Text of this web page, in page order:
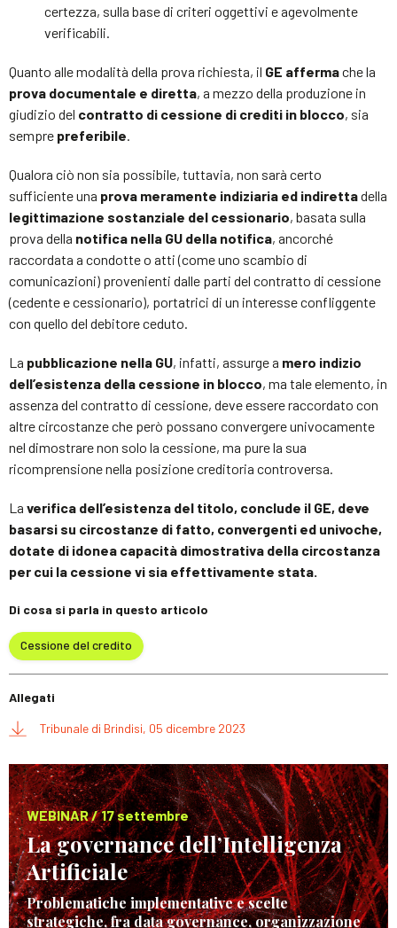
certezza, sulla base di criteri oggettivi e agevolmente
verificabili.
Quanto alle modalità della prova richiesta, il GE affermache la
prova documentale e diretta, a mezzo della produzione in
giudizio del contratto di cessione di crediti in blocco, sia
sempre preferibile.
Qualora ciò non sia possibile, tuttavia, non sarà certo
sufficiente una prova meramente indiziaria ed indirettadella
legittimazione sostanziale del cessionario, basata sulla
prova della notifica nella GU della notifica, ancorché
raccordata a condotte o atti (come uno scambio di
comunicazioni) provenienti dalle parti del contratto di cessione
(cedente e cessionario), portatrici di un interesse confliggente
con quello del debitore ceduto.
La pubblicazione nella GU, infatti, assurge a mero indizio
dell’esistenza della cessione in blocco, ma tale elemento, in
assenza del contratto di cessione, deve essere raccordato con
altre circostanze che però possano convergere univocamente
nel dimostrare non solo la cessione, ma pure la sua
ricomprensione nella posizione creditoria controversa.
La verifica dell’esistenza del titolo, conclude il GE, deve
basarsi su circostanze di fatto, convergenti ed univoche,
dotate di idonea capacità dimostrativa della circostanza
per cui la cessione vi sia effettivamente stata.
Di cosa si parla in questo articolo
Cessione del credito
Allegati
Tribunale di Brindisi, 05 dicembre 2023
WEBINAR / 17 settembre
La governance dell’Intelligenza
Artificiale
Problematiche implementative e scelte
strategiche, fra data governance, organizzazione